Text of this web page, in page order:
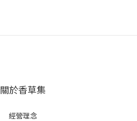
關於香草集
經營理念